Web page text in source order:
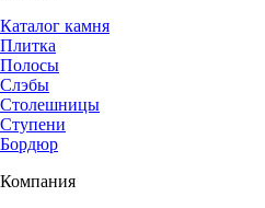
Каталог камня
Плитка
Полосы
Слэбы
Столешницы
Ступени
Бордюр
Компания